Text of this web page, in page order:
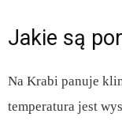
Jakie są
Na Krabi panuje
temperatura jest